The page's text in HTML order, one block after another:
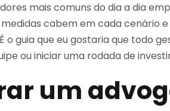
mais comuns do dia a dia
cabem em cada cenário
guia que eu gostaria que todo
ou iniciar uma rodada de
um